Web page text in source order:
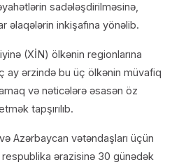
sadələşdirilməsinə,
əlaqələrin inkişafına yönəlib.
(XİN) ölkənin regionlarına
ay ərzində bu üç ölkənin müvafiq
və nəticələrə əsasən öz
tapşırılıb.
Azərbaycan vətəndaşları üçün
ərazisinə 30 günədək